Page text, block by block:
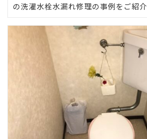
の洗濯水栓水漏れ修理の事例をご紹